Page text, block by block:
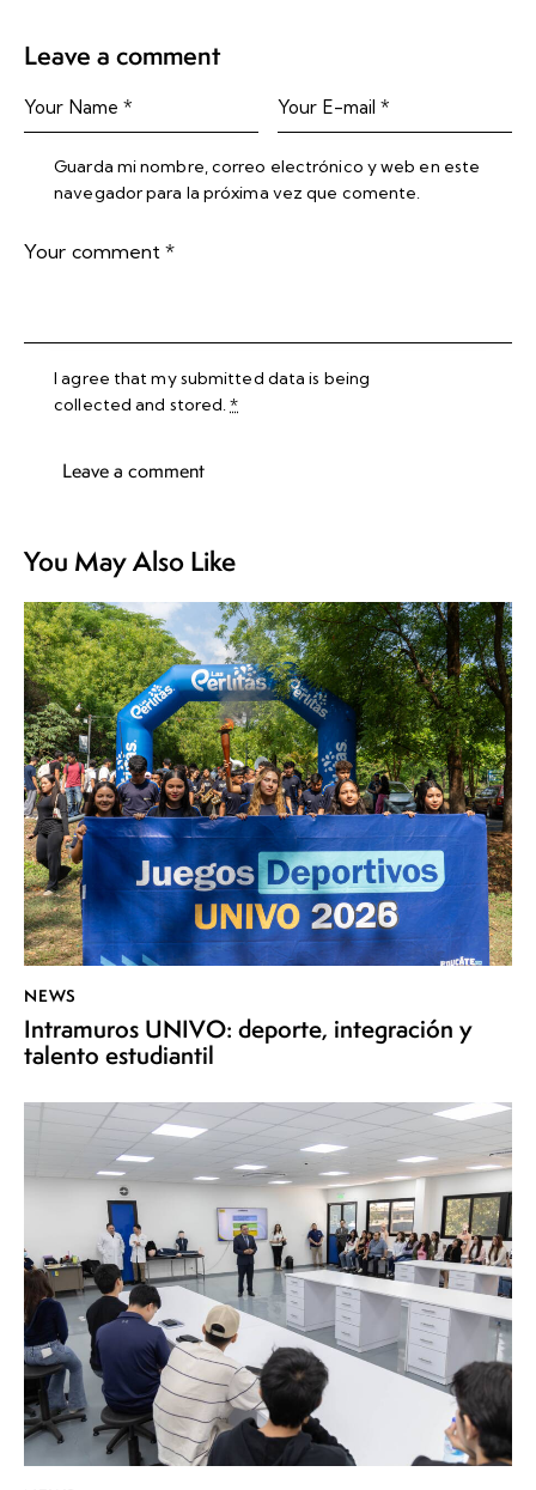
Leave a comment
Guarda mi nombre, correo electrónico y web en este
navegador para la próxima vez que comente.
I agree that my submitted data is being
collected and stored.*
You May Also Like
NEWS
Intramuros UNIVO: deporte, integración y
talento estudiantil